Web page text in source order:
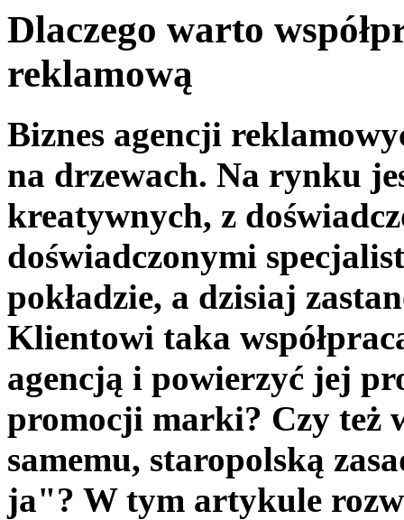
Dlaczego warto
reklamową
Biznes agencji
na drzewach. Na rynku
kreatywnych, z
doświadczonymi
pokładzie, a dzisiaj
Klientowi taka
agencją i powierzyć jej
promocji marki? Czy też
samemu, staropolską
ja"? W tym artykule